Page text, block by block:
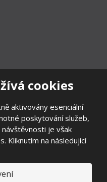
cookies
aktivovány esenciální
poskytování služeb,
je však
Kliknutím na následující